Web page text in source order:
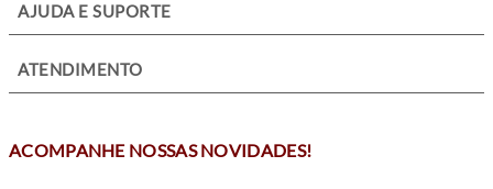
AJUDA E SUPORTE
ATENDIMENTO
ACOMPANHE NOSSAS NOVIDADES!